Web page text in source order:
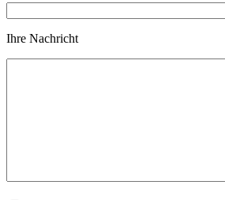
Ihre Nachricht